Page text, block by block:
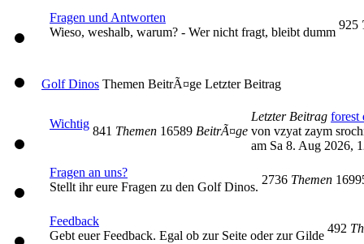
Fragen und Antworten
Wieso, weshalb, warum? - Wer nicht fragt, bleibt dumm
925
Golf Dinos Themen BeitrÃ¤ge Letzter Beitrag
Wichtig
841 Themen 16589 BeitrÃ¤ge
Letzter Beitrag forest
von vzyat zaym
am Sa 8. Aug 2026,
Fragen an uns?
Stellt ihr eure Fragen zu den Golf Dinos.
2736 Themen
Feedback
Gebt euer Feedback. Egal ob zur Seite oder zur Gilde
492